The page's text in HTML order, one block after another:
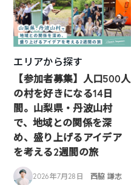
エリアから探す
【参加者募集】人口500人
の村を好きになる14日
間。山梨県・丹波山村
で、地域との関係を深
め、盛り上げるアイデア
を考える2週間の旅
2026年7月28日 西脇 謙志